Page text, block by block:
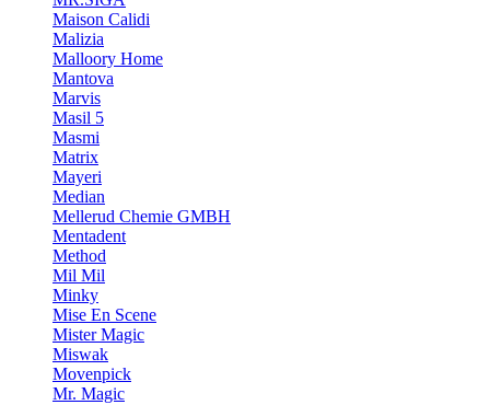
Maison Calidi
Malizia
Malloory Home
Mantova
Marvis
Masil 5
Masmi
Matrix
Mayeri
Median
Mellerud Chemie GMBH
Mentadent
Method
Mil Mil
Minky
Mise En Scene
Mister Magic
Miswak
Movenpick
Mr. Magic